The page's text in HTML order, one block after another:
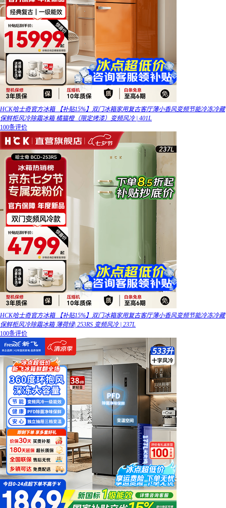
HCK哈士奇官方冰箱 【补贴15%】双门冰箱家用复古客厅薄小香风变频节能冷冻冷藏
保鲜柜风冷除霜冰箱 橘猫橙（限定烤漆）变频风冷 | 401L
100条评价
HCK哈士奇官方冰箱 【补贴15%】双门冰箱家用复古客厅薄小香风变频节能冷冻冷藏
保鲜柜风冷除霜冰箱 薄荷绿| 253RS 变频风冷 | 237L
100条评价